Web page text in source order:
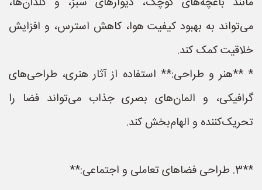
می‌تواند به بهبود کیفیت هوا، کاهش استرس، و افزایش
خلاقیت کمک کند.
* **هنر و طراحی:** استفاده از آثار هنری، طراحی‌های
گرافیکی، و المان‌های بصری جذاب می‌تواند فضا را
تحریک‌کننده و الهام‌بخش کند.
**3. طراحی فضاهای تعاملی و اجتماعی:**